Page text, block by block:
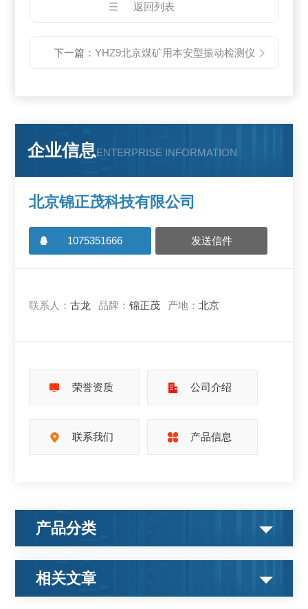
返回列表
下一篇： YHZ9北京煤矿用本安型振动检测仪
企业信息ENTERPRISE INFORMATION
北京锦正茂科技有限公司
1075351666 发送信件
联系人：古龙 品牌：锦正茂 产地：北京
荣誉资质 公司介绍
联系我们 产品信息
产品分类
相关文章